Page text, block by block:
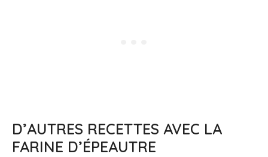
D’AUTRES RECETTES AVEC LA
FARINE D’ÉPEAUTRE